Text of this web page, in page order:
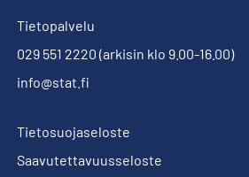
Tietopalvelu
029 551 2220 (arkisin klo 9.00-16.00)
info@stat.fi
Tietosuojaseloste
Saavutettavuusseloste